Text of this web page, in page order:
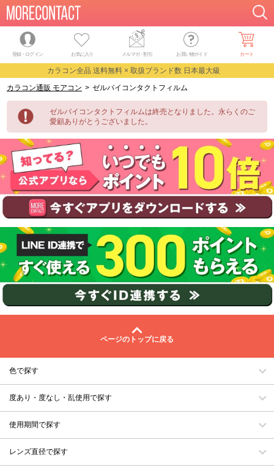
登録・ログイン お気に入り メルマガ・割引 お買い物ガイド カート
カラコン全品 送料無料 × 取扱ブランド数 日本最大級
カラコン通販 モアコン > ゼルバイコンタクトフィルム
ゼルバイコンタクトフィルムは終売となりました。永らくのご
愛顧ありがとうございました。
ページのトップに戻る
色で探す
度あり・度なし・乱使用で探す
使用期間で探す
レンズ直径で探す